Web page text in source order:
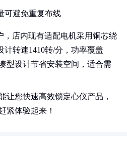
可避免重复布线
，店内现有适配电机采用铜芯绕
计转速1410转/分，功率覆盖
型设计节省安装空间，适合需
让您快速高效锁定心仪产品，
紧体验起来！